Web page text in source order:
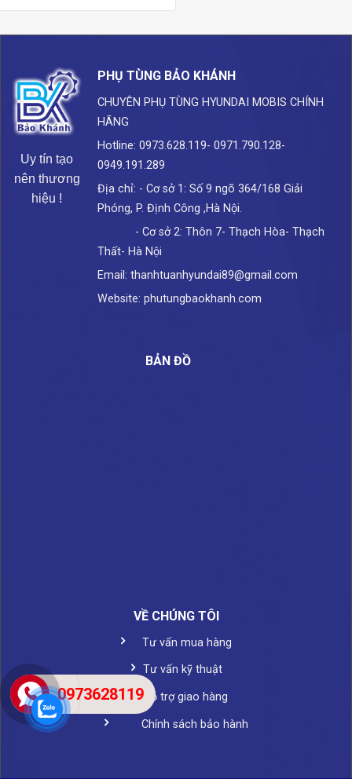
Uy tín tạo
nên thương
hiệu !
PHỤ TÙNG BẢO KHÁNH
CHUYÊN PHỤ TÙNG HYUNDAI MOBIS CHÍNH
HÃNG
Hotline: 0973.628.119- 0971.790.128-
0949.191.289
Địa chỉ: - Cơ sở 1: Số 9 ngõ 364/168 Giải
Phóng, P. Định Công ,Hà Nội.
- Cơ sở 2: Thôn 7- Thạch Hòa- Thạch
Thất- Hà Nội
Email: thanhtuanhyundai89@gmail.com
Website: phutungbaokhanh.com
BẢN ĐỒ
VỀ CHÚNG TÔI
Tư vấn mua hàng
Tư vấn kỹ thuật
Hỗ trợ giao hàng
Chính sách bảo hành
0973628119